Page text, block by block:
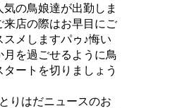
気の鳥娘達が出勤しま
来店の際はお早目にご
スメしますパゥ♪悔い
月を過ごせるように鳥
タートを切りましょう
りはだニュースのお